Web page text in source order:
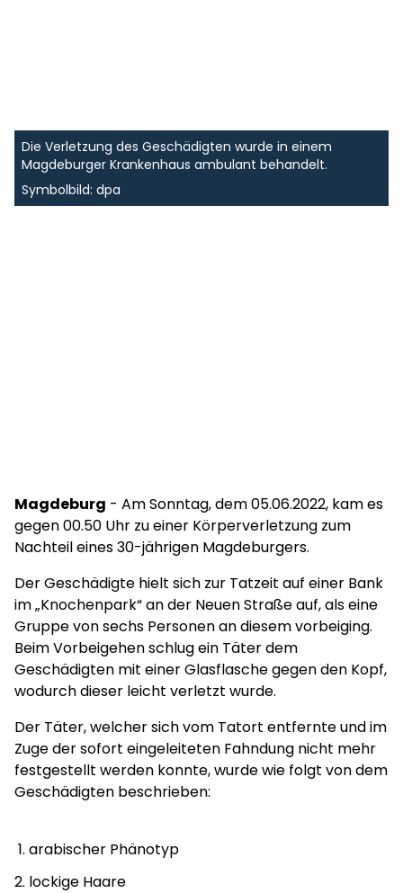
Die Verletzung des Geschädigten wurde in einem
Magdeburger Krankenhaus ambulant behandelt.
Symbolbild: dpa
Magdeburg - Am Sonntag, dem 05.06.2022, kam es
gegen 00.50 Uhr zu einer Körperverletzung zum
Nachteil eines 30-jährigen Magdeburgers.
Der Geschädigte hielt sich zur Tatzeit auf einer Bank
im „Knochenpark“ an der Neuen Straße auf, als eine
Gruppe von sechs Personen an diesem vorbeiging.
Beim Vorbeigehen schlug ein Täter dem
Geschädigten mit einer Glasflasche gegen den Kopf,
wodurch dieser leicht verletzt wurde.
Der Täter, welcher sich vom Tatort entfernte und im
Zuge der sofort eingeleiteten Fahndung nicht mehr
festgestellt werden konnte, wurde wie folgt von dem
Geschädigten beschrieben:
arabischer Phänotyp
lockige Haare